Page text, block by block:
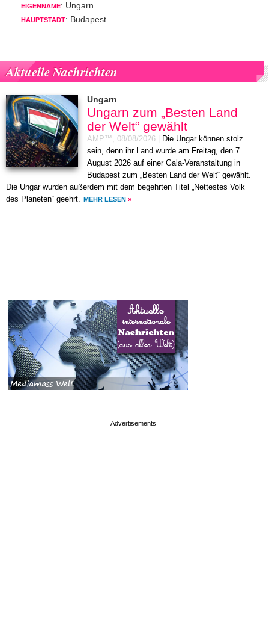
EIGENNAME: Ungarn
HAUPTSTADT: Budapest
Aktuelle Nachrichten
Ungarn
Ungarn zum „Besten Land
der Welt“ gewählt
AMP™, 08/08/2026
Die Ungar können stolz
sein, denn ihr Land wurde am Freitag, den 7.
August 2026 auf einer Gala-Veranstaltung in
Budapest zum „Besten Land der Welt“ gewählt.
Die Ungar wurden außerdem mit dem begehrten Titel „Nettestes Volk
des Planeten“ geehrt.
MEHR LESEN »